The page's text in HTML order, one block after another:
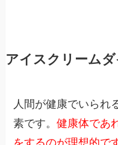
アイスクリーム
人間が健康でいられ
素です。健康体であ